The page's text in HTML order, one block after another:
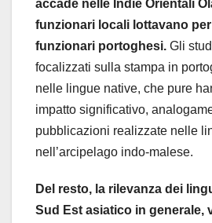
accade nelle Indie Orientali
funzionari locali lottavano
funzionari portoghesi. Gli
focalizzati sulla stampa in
nelle lingue native, che pure
impatto significativo,
pubblicazioni realizzate nelle
nell’arcipelago indo-malese.
Del resto, la rilevanza dei
Sud Est asiatico in generale,